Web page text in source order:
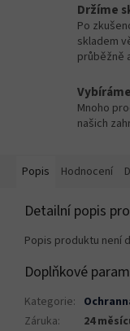
Držíme
Po
skladem
průběžně
Mnoho
našich
Popis Hodnocení
Detailní popis
Popis produktu není
Doplňkové
Kategorie:
Záruka: 24